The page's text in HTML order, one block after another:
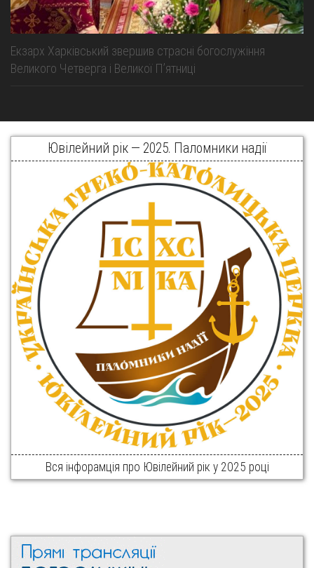
Екзарх Харківський звершив страсні богослужіння
Великого Четверга і Великої Пʼятниці
Ювілейний рік — 2025. Паломники надії
Вся інфорамція про Ювілейний рік у 2025 році